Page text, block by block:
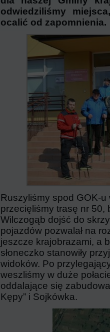
odwiedziliśmy
ocalić od zapomnienia.
Ruszyliśmy spod GOK-
przecięliśmy trasę nr 50,
Wilczogąb dojść do
pojazdów pozwalał na
jeszcze krajobrazami, a
słoneczko stanowiły
widoków. Po
weszliśmy w duże
oddalające się
Kępy” i Sojkówka.